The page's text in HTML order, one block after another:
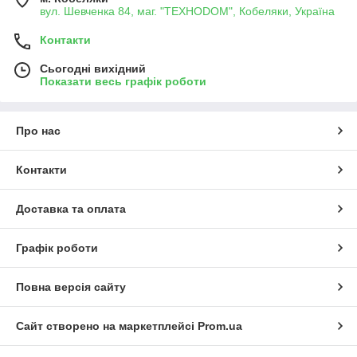
вул. Шевченка 84, маг. "ТЕХНОDOM", Кобеляки, Україна
Контакти
Сьогодні вихідний
Показати весь графік роботи
Про нас
Контакти
Доставка та оплата
Графік роботи
Повна версія сайту
Сайт створено на маркетплейсі Prom.ua